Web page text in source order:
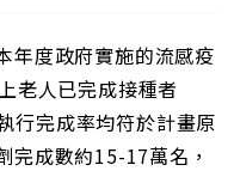
短
網
址
頁
年度政府實施的流感疫
老人已完成接種者
行完成率均符於計畫原
完成數約15-17萬名，